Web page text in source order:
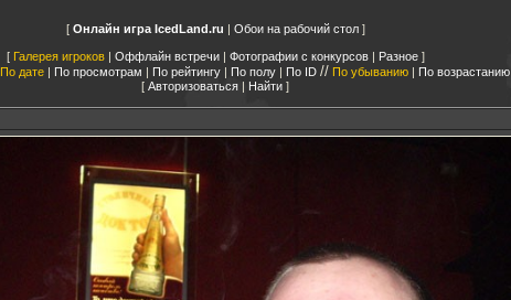
Онлайн игра IcedLand.ru | Обои на рабочий стол
Галерея игроков| Оффлайн встречи| Фотографии с конкурсов| Разное
По дате | По просмотрам | По рейтингу | По полу | По ID // По убыванию | По возрастанию
Авторизоваться | Найти